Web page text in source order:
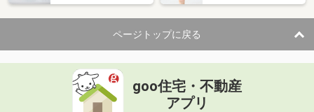
ページトップに戻る
goo住宅・不動産
アプリ